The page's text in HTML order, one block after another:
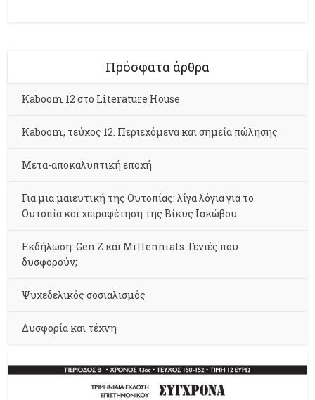
Πρόσφατα άρθρα
Kaboom 12 στο Literature House
Kaboom, τεύχος 12. Περιεχόμενα και σημεία πώλησης
Μετα-αποκαλυπτική εποχή
Για μια μαιευτική της Ουτοπίας: λίγα λόγια για το
Ουτοπία και χειραφέτηση της Βίκυς Ιακώβου
Εκδήλωση: Gen Z και Millennials. Γενιές που
δυσφορούν;
Ψυχεδελικός σοσιαλισμός
Δυσφορία και τέχνη